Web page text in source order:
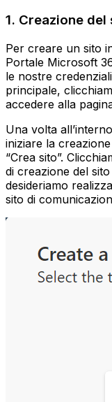
1. Creazione
Per creare un sito
Portale Microsoft
le nostre
principale,
accedere alla
Una volta
iniziare la
“Crea sito”.
di creazione del
desideriamo
sito di